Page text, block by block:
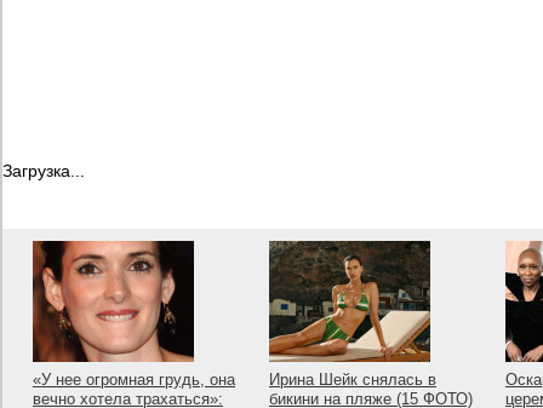
Загрузка...
«У нее огромная грудь, она
вечно хотела трахаться»:
Ирина Шейк снялась в
бикини на пляже (15 ФОТО)